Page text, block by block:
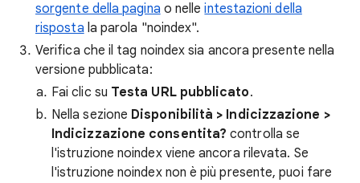
sorgente della pagina o nelleintestazioni della
risposta la parola "noindex".
Verifica che il tag noindex sia ancora presente nella
versione pubblicata:
Fai clic su Testa URL pubblicato.
Nella sezione Disponibilità > Indicizzazione >
Indicizzazione consentita? controlla se
l'istruzione noindex viene ancora rilevata. Se
l'istruzione noindex non è più presente, puoi fare